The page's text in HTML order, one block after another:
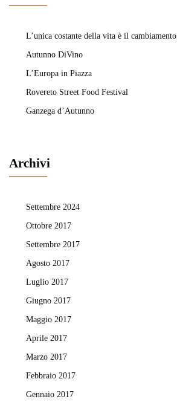
L’unica costante della vita è il cambiamento.
Autunno DiVino
L’Europa in Piazza
Rovereto Street Food Festival
Ganzega d’Autunno
Archivi
Settembre 2024
Ottobre 2017
Settembre 2017
Agosto 2017
Luglio 2017
Giugno 2017
Maggio 2017
Aprile 2017
Marzo 2017
Febbraio 2017
Gennaio 2017